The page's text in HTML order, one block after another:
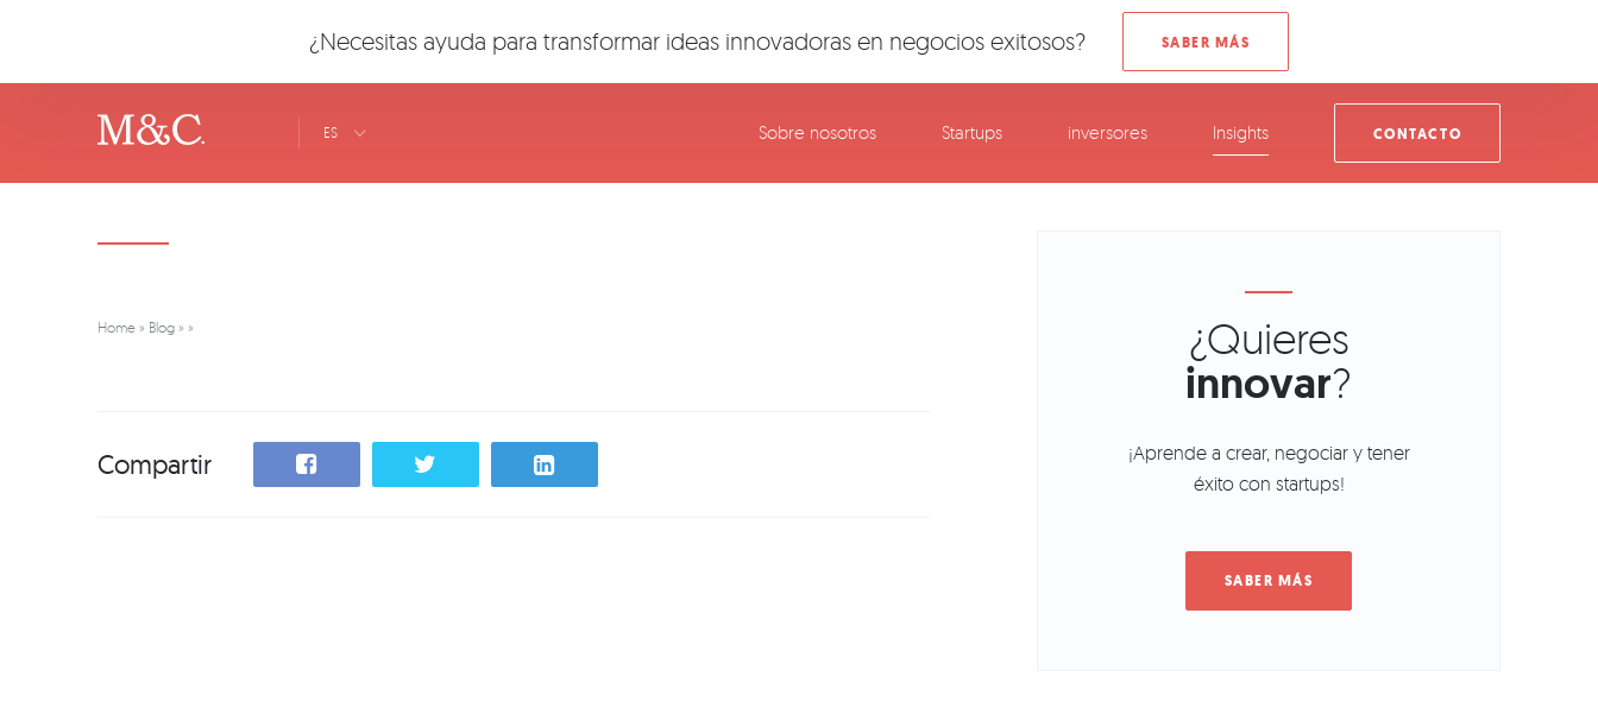
ES Sobre nosotros Startups inversores Insights CONTACTO
Home » Blog » »
Compartir
¿Quieres
innovar?
¡Aprende a crear, negociar y tener
éxito con startups!
¿Necesitas ayuda para transformar ideas innovadoras en negocios exitosos?